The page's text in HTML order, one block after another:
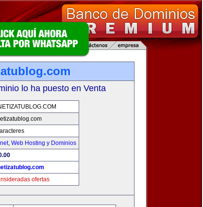
lo ha puesto en Venta
, Web Hosting y Dominios
ofertas